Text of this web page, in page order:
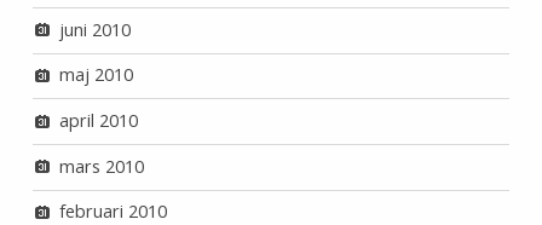
juni 2010
maj 2010
april 2010
mars 2010
februari 2010